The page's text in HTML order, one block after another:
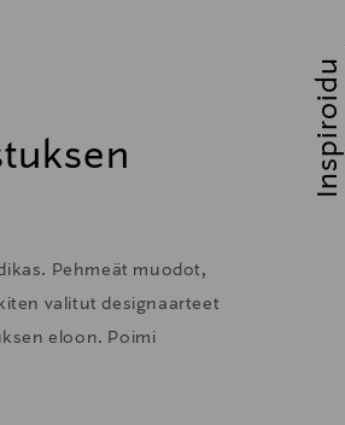
Pehmeät muodot,
valitut designaarteet
eloon. Poimi
Inspiroidu